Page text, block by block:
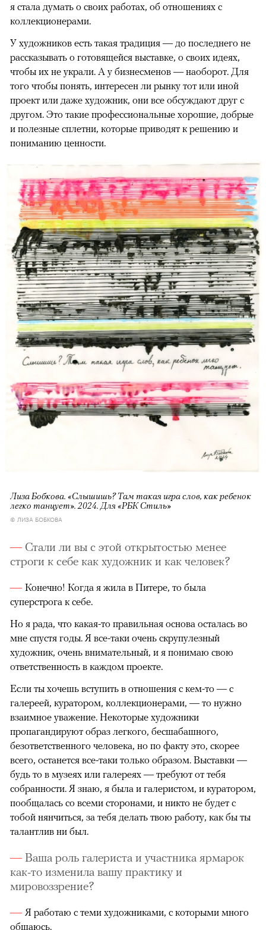
я стала думать о своих работах, об отношениях с
коллекционерами.
У художников есть такая традиция — до последнего не
рассказывать о готовящейся выставке, о своих идеях,
чтобы их не украли. А у бизнесменов — наоборот. Для
того чтобы понять, интересен ли рынку тот или иной
проект или даже художник, они все обсуждают друг с
другом. Это такие профессиональные хорошие, добрые
и полезные сплетни, которые приводят к решению и
пониманию ценности.
Лиза Бобкова. «Слышишь? Там такая игра слов, как ребенок
легко танцует». 2024. Для «РБК Стиль»
© ЛИЗА БОБКОВА
Стали ли вы с этой открытостью менее
строги к себе как художник и как человек?
Конечно! Когда я жила в Питере, то была
суперстрога к себе.
Но я рада, что какая-то правильная основа осталась во
мне спустя годы. Я все-таки очень скрупулезный
художник, очень внимательный, и я понимаю свою
ответственность в каждом проекте.
Если ты хочешь вступить в отношения с кем-то — с
галереей, куратором, коллекционерами, — то нужно
взаимное уважение. Некоторые художники
пропагандируют образ легкого, бесшабашного,
безответственного человека, но по факту это, скорее
всего, останется все-таки только образом. Выставки —
будь то в музеях или галереях — требуют от тебя
собранности. Я знаю, я была и галеристом, и куратором,
пообщалась со всеми сторонами, и никто не будет с
тобой нянчиться, за тебя делать твою работу, как бы ты
талантлив ни был.
Ваша роль галериста и участника ярмарок
как-то изменила вашу практику и
мировоззрение?
Я работаю с теми художниками, с которыми много
общаюсь.